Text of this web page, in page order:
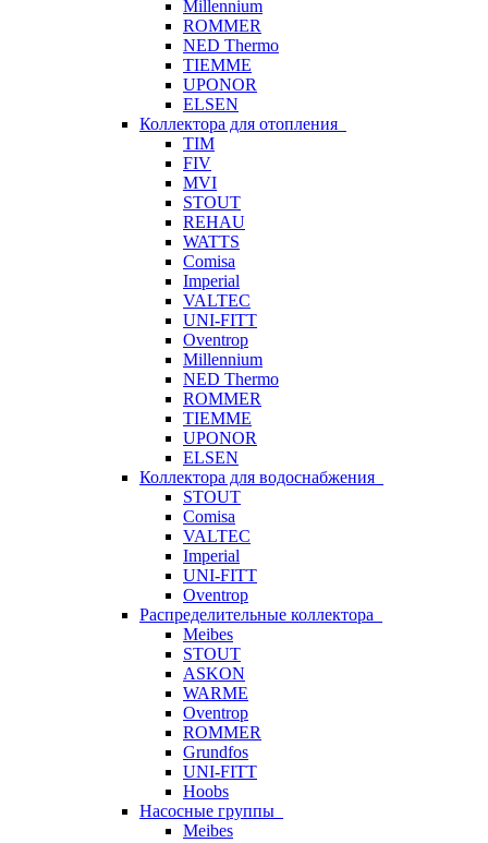
Millennium
ROMMER
NED Thermo
TIEMME
UPONOR
ELSEN
Коллектора для отопления
TIM
FIV
MVI
STOUT
REHAU
WATTS
Comisa
Imperial
VALTEC
UNI-FITT
Oventrop
Millennium
NED Thermo
ROMMER
TIEMME
UPONOR
ELSEN
Коллектора для водоснабжения
STOUT
Comisa
VALTEC
Imperial
UNI-FITT
Oventrop
Распределительные коллектора
Meibes
STOUT
ASKON
WARME
Oventrop
ROMMER
Grundfos
UNI-FITT
Hoobs
Насосные группы
Meibes